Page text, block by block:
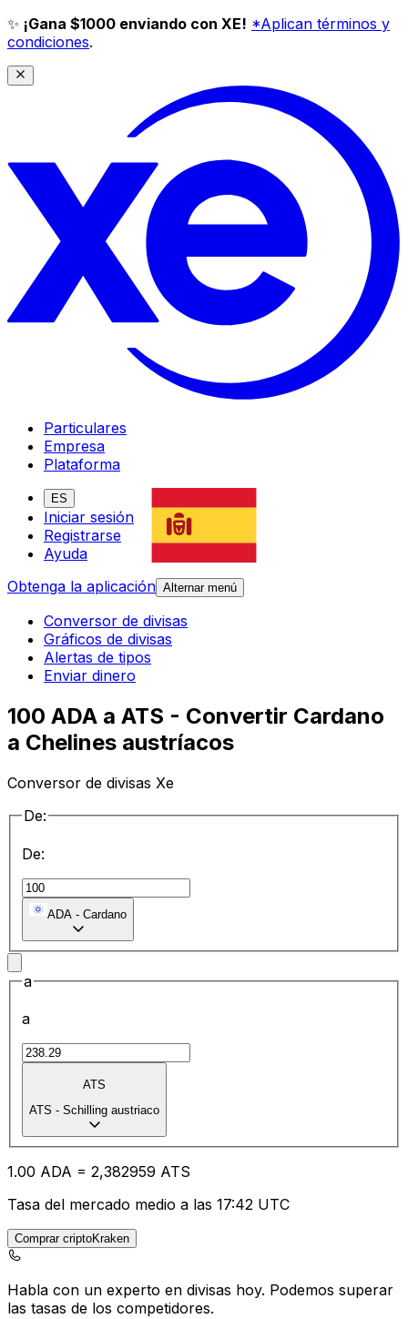
✨ ¡Gana $1000 enviando con XE! *Aplican términos y
condiciones.
Particulares
Empresa
Plataforma
ES
Iniciar sesión
Registrarse
Ayuda
Obtenga la aplicación Alternar menú
Conversor de divisas
Gráficos de divisas
Alertas de tipos
Enviar dinero
100 ADA a ATS - Convertir Cardano
a Chelines austríacos
Conversor de divisas Xe
De:
De:
ADA - Cardano
a
a
ATS
ATS - Schilling austriaco
1.00 ADA = 2,382959 ATS
Tasa del mercado medio a las 17:42 UTC
Comprar criptoKraken
Habla con un experto en divisas hoy. Podemos superar
las tasas de los competidores.